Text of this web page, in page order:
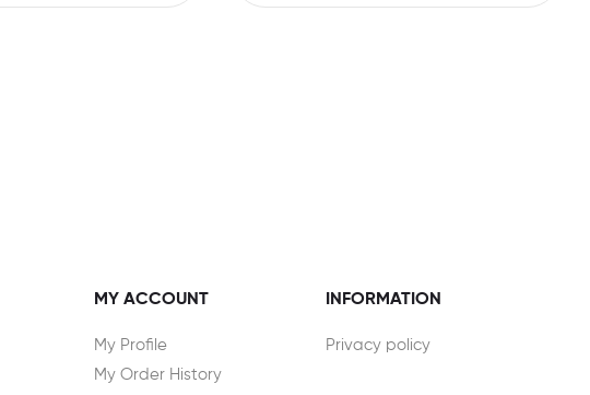
MY ACCOUNT
My Profile
My Order History
INFORMATION
Privacy policy